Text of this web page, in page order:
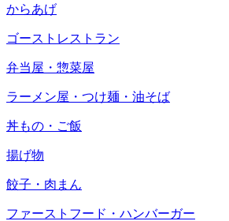
からあげ
ゴーストレストラン
弁当屋・惣菜屋
ラーメン屋・つけ麺・油そば
丼もの・ご飯
揚げ物
餃子・肉まん
ファーストフード・ハンバーガー